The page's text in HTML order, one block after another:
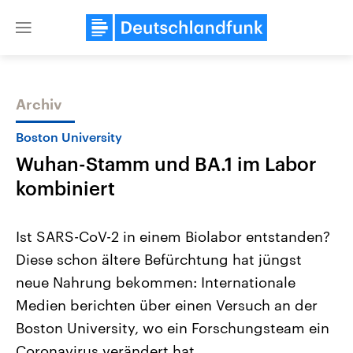
Close
Themen
Landtagswahl Sachsen-Anhalt
2026
Alle Informationen
Sachsen-Anhalt wählt am 6.
September 2026 einen neuen
Landtag. Seit 2021 wird das
Bundesland von einer Koalition aus
Aktuelle Beiträge,
Hintergründe
Wirtschaftlich und
gehören die Vereinigten
den mächtigsten Ländern
Archiv
Boston University
Wuhan-Stamm und BA.1 im Labor
kombiniert
Ist SARS-CoV-2 in einem Biolabor entstanden?
Diese schon ältere Befürchtung hat jüngst
neue Nahrung bekommen: Internationale
Medien berichten über einen Versuch an der
Boston University, wo ein Forschungsteam ein